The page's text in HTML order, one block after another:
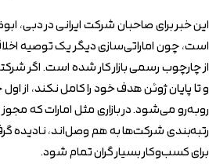
این خبر برای صاحبان شرکت ایرانی در دبی،
است، چون اماراتی‌سازی دیگر یک توصیه
از چارچوب رسمی بازار کار شده است. اگر
و تا پایان ژوئن هدف خود را کامل نکند، از
روبه‌رو می‌شود. در بازاری مثل امارات که مجوز
رتبه‌بندی شرکت‌ها به هم وصل‌اند، نادیده
برای کسب‌وکار بسیار گران تمام شود.